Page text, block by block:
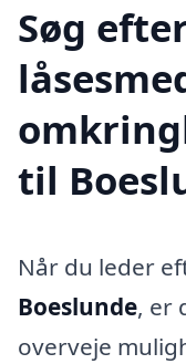
Søg
til
Når du leder
Boeslunde, er
overveje